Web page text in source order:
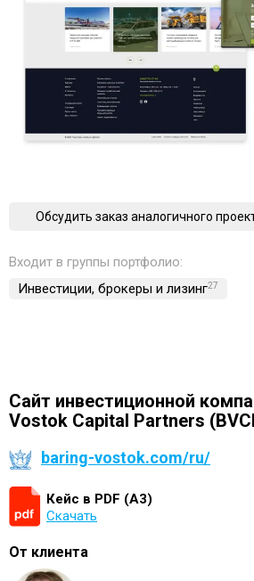
Обсудить заказ аналогичного
Входит в группы портфолио:
Инвестиции, брокеры и лизинг27
Сайт инвестиционной
Vostok Capital Partners
baring-vostok.com/ru/
Кейс в PDF (А3)
Скачать
От клиента